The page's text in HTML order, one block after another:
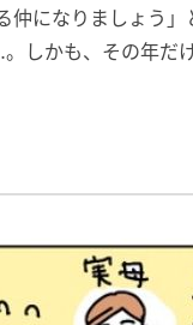
になりましょう
しかも、その年だ